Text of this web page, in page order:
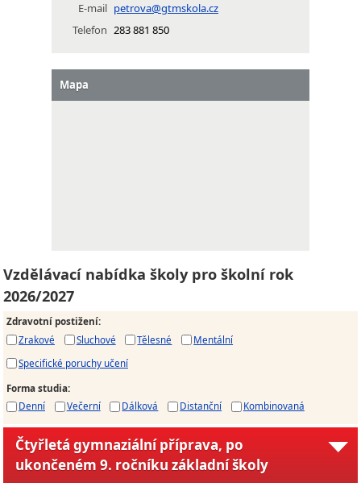
E-mail petrova@gtmskola.cz
Telefon 283 881 850
Mapa
Vzdělávací nabídka školy pro školní rok
2026/2027
Zdravotní postižení:
Zrakové
Sluchové Tělesné
Mentální
Specifické poruchy učení
Forma studia:
Denní
Večerní Dálková Distanční Kombinovaná
Čtyřletá gymnaziální příprava, po
ukončeném 9. ročníku základní školy